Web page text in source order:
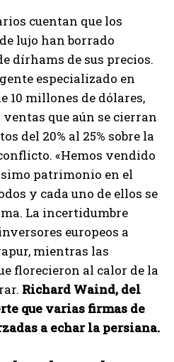
cuentan que los
lujo han borrado
dírhams de sus precios.
especializado en
10 millones de dólares,
ventas que aún se cierran
del 20% al 25% sobre la
«Hemos vendido
patrimonio en el
y cada uno de ellos se
La incertidumbre
europeos a
mientras las
florecieron al calor de la
Richard Waind, del
que varias firmas de
a echar la persiana.